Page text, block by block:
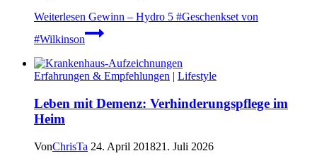
Weiterlesen Gewinn – Hydro 5 #Geschenkset von
#Wilkinson
Erfahrungen & Empfehlungen | Lifestyle
Leben mit Demenz: Verhinderungspflege im
Heim
VonChrisTa 24. April 201821. Juli 2026